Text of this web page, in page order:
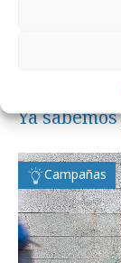
miércoles, 16 de
Ya
Campañas